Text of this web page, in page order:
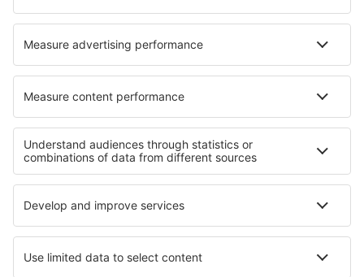
Vitoria-Gasteiz Airport (VIT)
Zaragoza Airport (ZAZ)